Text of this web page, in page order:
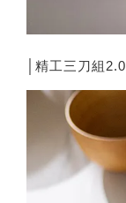
│精工三刀組2.0